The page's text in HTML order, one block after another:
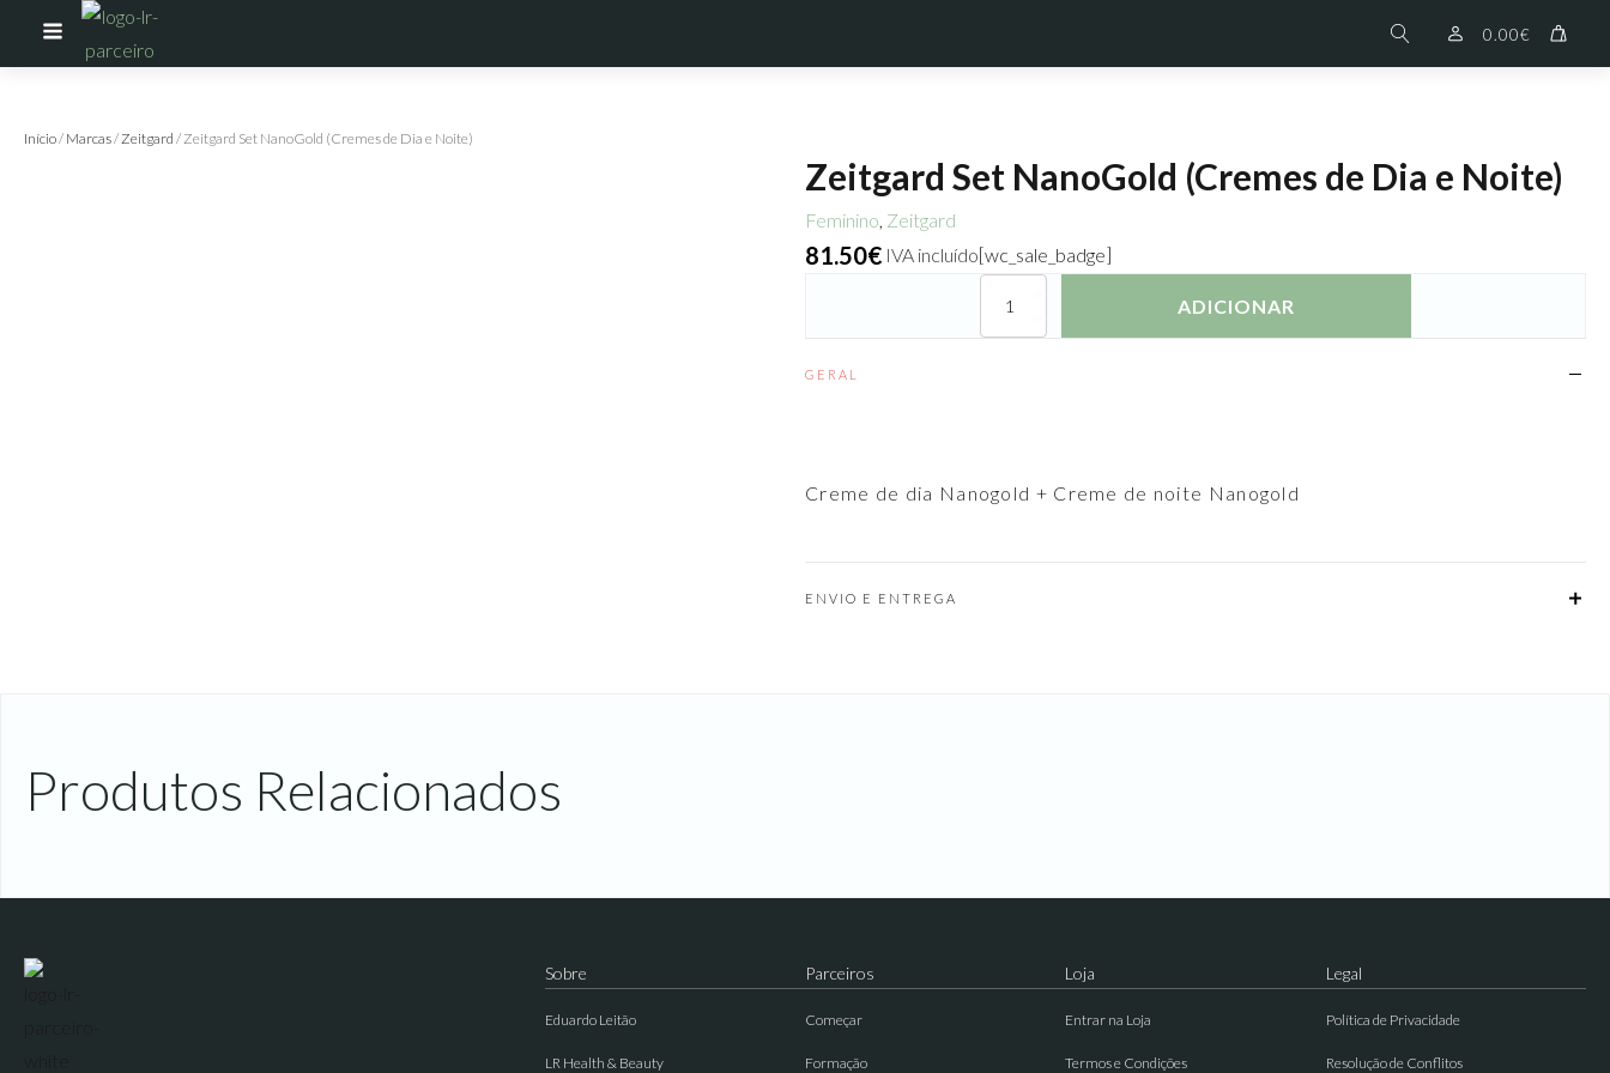
0.00€
Início/ Marcas/Zeitgard / Zeitgard Set NanoGold (Cremes de Dia e Noite)
Zeitgard Set NanoGold (Cremes de Dia e Noite)
Feminino, Zeitgard
81.50€ IVA incluído[wc_sale_badge]
Quantidade
e
ADICIONAR
GERAL
Creme de dia Nanogold + Creme de noite Nanogold
ENVIO E ENTREGA
Produtos Relacionados
Sobre
Eduardo Leitão
LR Health & Beauty
Parceiros
Começar
Formação
Loja
Entrar na Loja
Termos e Condições
Legal
Política de Privacidade
Resolução de Conflitos